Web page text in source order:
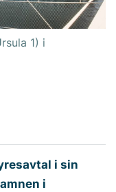
1) i
i sin
i